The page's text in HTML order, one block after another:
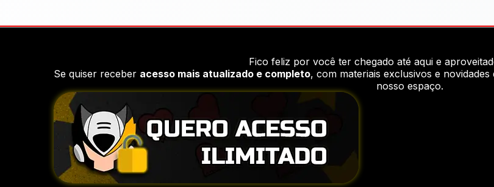
Fico feliz por você ter chegado até aqui e
Se quiser receber acesso mais atualizado e completo, com materiais exclusivos e
nosso espaço.